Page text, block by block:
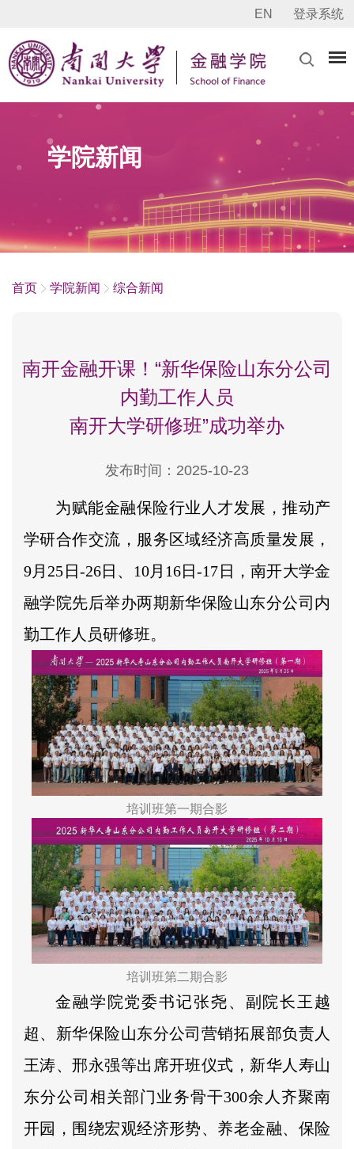
EN 登录系统
学院新闻
首页 学院新闻 综合新闻
南开金融开课！“新华保险山东分公司
内勤工作人员
南开大学研修班”成功举办
发布时间：2025-10-23
为赋能金融保险行业人才发展，推动产
学研合作交流，服务区域经济高质量发展，
9月25日-26日、10月16日-17日，南开大学金
融学院先后举办两期新华保险山东分公司内
勤工作人员研修班。
培训班第一期合影
培训班第二期合影
金融学院党委书记张尧、副院长王越
超、新华保险山东分公司营销拓展部负责人
王涛、邢永强等出席开班仪式，新华人寿山
东分公司相关部门业务骨干300余人齐聚南
开园，围绕宏观经济形势、养老金融、保险